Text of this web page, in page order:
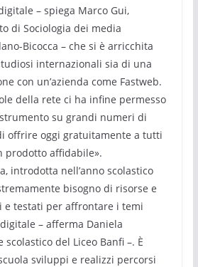
– spiega Marco Gui,
di Sociologia dei media
Bicocca – che si è arricchita
internazionali sia di una
con un’azienda come Fastweb.
della rete ci ha infine permesso
su grandi numeri di
offrire oggi gratuitamente a tutti
prodotto affidabile».
introdotta nell’anno scolastico
bisogno di risorse e
testati per affrontare i temi
– afferma Daniela
scolastico del Liceo Banfi –. È
sviluppi e realizzi percorsi